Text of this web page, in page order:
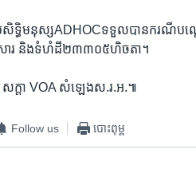
ម​សិទ្ធិ​មនុស្ស​ADHOC​ទទួល​បាន​ករណី​
ារ ​និង​ទំហំ​ដី​២៣៣០៥​ហិចតា។
សក្តា​ VOA​ សំឡេង​ស.រ.អ.៕
Follow us បោះពុម្ព